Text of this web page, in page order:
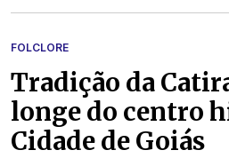
FOLCLORE
Tradição da
longe do centro
Cidade de Goiás